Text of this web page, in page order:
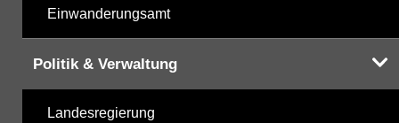
Einwanderungsamt
Politik & Verwaltung
Landesregierung